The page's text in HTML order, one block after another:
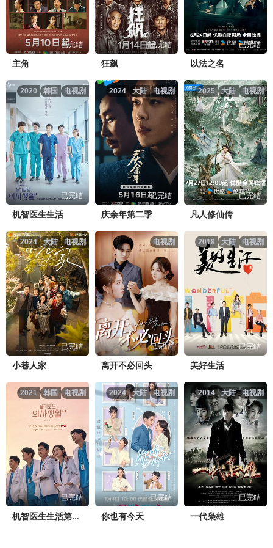
已完结
主角
已完结
狂飙
已完结
以法之名
电视剧
韩国
2020
已完结
机智医生生活
电视剧
大陆
2024
已完结
庆余年第二季
电视剧
大陆
2025
已完结
凡人修仙传
电视剧
大陆
2024
已完结
小巷人家
电视剧
已完结
离开不必回头
电视剧
大陆
2018
已完结
美好生活
电视剧
韩国
2021
已完结
机智医生生活第二季
电视剧
大陆
2024
已完结
你也有今天
电视剧
大陆
2014
已完结
一代枭雄